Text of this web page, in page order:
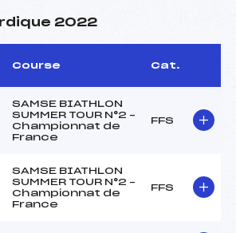
2022
Course Cat.
SAMSE BIATHLON
SUMMER TOUR N°2 –
Championnat de
France
FFS
SAMSE BIATHLON
SUMMER TOUR N°2 –
Championnat de
France
FFS